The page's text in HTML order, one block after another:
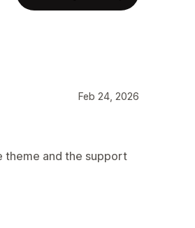
Feb 24, 2026
theme and the support